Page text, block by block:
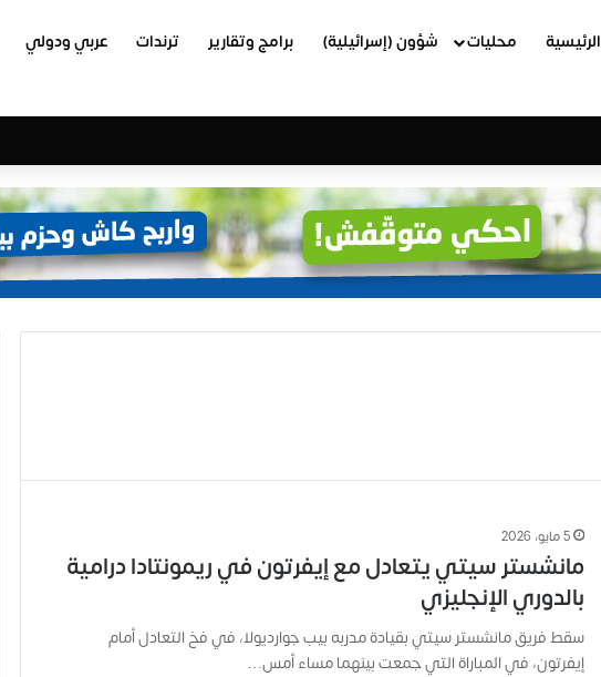
الرئيسية محليات شؤون (إسرائيلية) برامج وتقارير ترندات عربي ودولي
5 مايو، 2026
مانشستر سيتي يتعادل مع إيفرتون في ريمونتادا درامية
بالدوري الإنجليزي
سقط فريق مانشستر سيتي بقيادة مدربه بيب جوارديولا، في فخ التعادل أمام
إيفرتون، في المباراة التي جمعت بينهما مساء أمس…